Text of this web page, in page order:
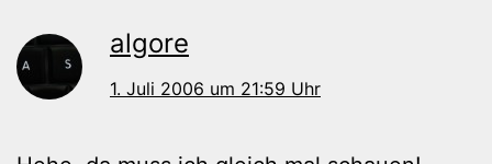
algore
1. Juli 2006 um 21:59 Uhr